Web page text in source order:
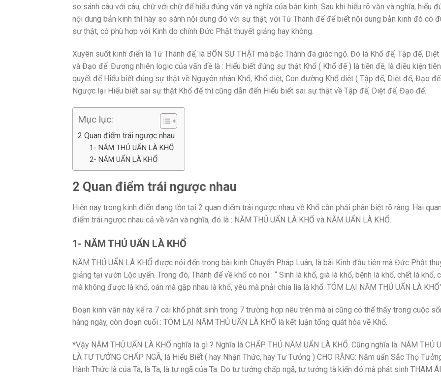
so sánh câu với câu, chữ với chữ để hiểu đúng văn và nghĩa của bản kinh. Sau khi hiểu rõ văn và nghĩa, hiểu
nội dung bản kinh thì hãy so sánh nội dung đó với sự thật, với Tứ Thánh đế để biết nội dung bản kinh đó có
sự thật, có phù hợp với Kinh do chính Đức Phật thuyết giảng hay không.
Xuyên suốt kinh điển là Tứ Thánh đế, là BỐN SỰ THẬT mà bậc Thánh đã giác ngộ. Đó là Khổ đế, Tập đế,
và Đạo đế. Đương nhiên logic của vấn đề là : Hiểu biết đúng sự thật Khổ ( Khổ đế ) là tiền đề, là điều kiện tiên
quyết để Hiểu biết đúng sự thật về Nguyên nhân Khổ, Khổ diệt, Con đường Khổ diệt ( Tập đế, Diệt đế, Đạo đế
Ngược lại Hiểu biết sai sự thật Khổ đế thì cũng dẫn đến Hiểu biết sai sự thật về Tập đế, Diệt đế, Đạo đế.
Mục lục:
2 Quan điểm trái ngược nhau
1- NĂM THỦ UẨN LÀ KHỔ
2- NĂM UẨN LÀ KHỔ
2 Quan điểm trái ngược nhau
Hiện nay trong kinh điển đang tồn tại 2 quan điểm trái ngược nhau về Khổ cần phải phân biệt rõ ràng. Hai quan
điểm trái ngược nhau cả về văn và nghĩa, đó là : NĂM THỦ UẨN LÀ KHỔ và NĂM UẨN LÀ KHỔ.
1- NĂM THỦ UẨN LÀ KHỔ
NĂM THỦ UẨN LÀ KHỔ được nói đến trong bài kinh Chuyển Pháp Luân, là bài Kinh đầu tiên mà Đức Phật
giảng tại vườn Lộc uyển. Trong đó, Thánh đế về khổ có nói : “ Sinh là khổ, già là khổ, bệnh là khổ, chết là khổ,
mà không được là khổ, oán mà gặp nhau là khổ, yêu mà phải chia lìa là khổ. TÓM LẠI NĂM THỦ UẨN LÀ
Đoạn kinh văn này kể ra 7 cái khổ phát sinh trong 7 trường hợp nêu trên mà ai cũng có thể thấy trong cuộc
hàng ngày, còn đoạn cuối : TÓM LẠI NĂM THỦ UẨN LÀ KHỔ là kết luận tổng quát hóa về Khổ.
*Vậy NĂM THỦ UẨN LÀ KHỔ nghĩa là gì ? Nghĩa là CHẤP THỦ NĂM UẨN LÀ KHỔ. Cũng nghĩa là: NĂM THỦ
LÀ TƯ TƯỞNG CHẤP NGÃ, là Hiểu Biết ( hay Nhận Thức, hay Tư Tưởng ) CHO RẰNG: Năm uẩn Sắc Thọ
Hành Thức là của Ta, là Ta, là tự ngã của Ta. Do tư tưởng chấp ngã, tư tưởng tà kiến đó mà phát sinh THAM ÁI